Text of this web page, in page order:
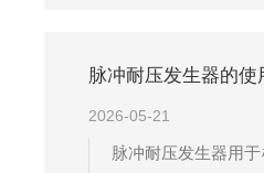
脉冲耐压发生器的使
2026-05-21
脉冲耐压发生器用